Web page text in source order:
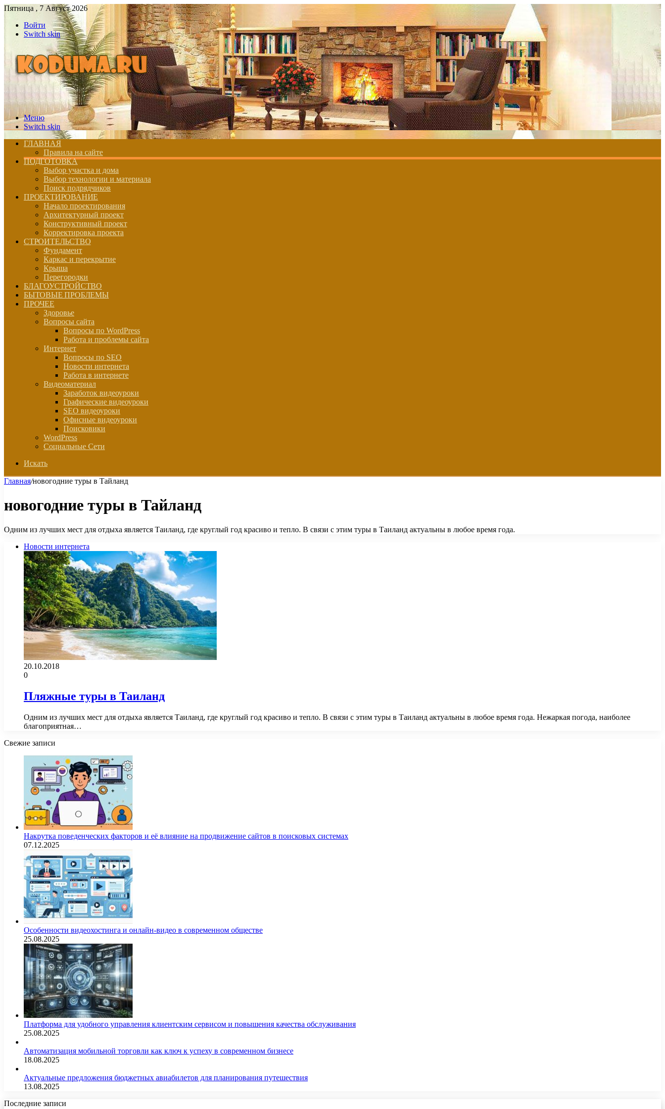
Пятница , 7 Август 2026
Войти
Switch skin
Меню
Switch skin
ГЛАВНАЯ
Правила на сайте
ПОДГОТОВКА
Выбор участка и дома
Выбор технологии и материала
Поиск подрядчиков
ПРОЕКТИРОВАНИЕ
Начало проектирования
Архитектурный проект
Конструктивный проект
Корректировка проекта
СТРОИТЕЛЬСТВО
Фундамент
Каркас и перекрытие
Крыша
Перегородки
БЛАГОУСТРОЙСТВО
БЫТОВЫЕ ПРОБЛЕМЫ
ПРОЧЕЕ
Здоровье
Вопросы сайта
Вопросы по WordPress
Работа и проблемы сайта
Интернет
Вопросы по SEO
Новости интернета
Работа в интернете
Видеоматериал
Заработок видеоуроки
Графические видеоуроки
SEO видеоуроки
Офисные видеоуроки
Поисковики
WordPress
Социальные Сети
Искать
Главная/новогодние туры в Тайланд
новогодние туры в Тайланд
Одним из лучших мест для отдыха является Таиланд, где круглый год красиво и тепло. В связи с этим туры в Таиланд актуальны в любое время года.
Новости интернета
20.10.2018
0
Пляжные туры в Таиланд
Одним из лучших мест для отдыха является Таиланд, где круглый год красиво и тепло. В связи с этим туры в Таиланд актуальны в любое время года. Нежаркая погода, наиболее
благоприятная…
Свежие записи
Накрутка поведенческих факторов и её влияние на продвижение сайтов в поисковых системах
07.12.2025
Особенности видеохостинга и онлайн-видео в современном обществе
25.08.2025
Платформа для удобного управления клиентским сервисом и повышения качества обслуживания
25.08.2025
Автоматизация мобильной торговли как ключ к успеху в современном бизнесе
18.08.2025
Актуальные предложения бюджетных авиабилетов для планирования путешествия
13.08.2025
Последние записи